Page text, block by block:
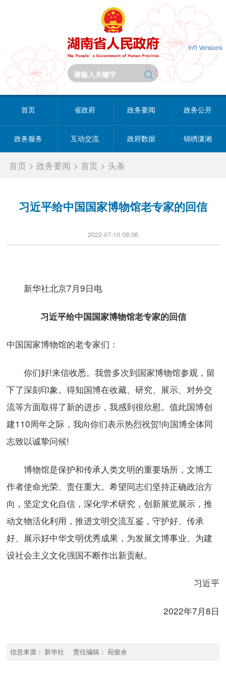
Int'l Versions
首页 省政府 政务要闻 政务公开
政务服务 互动交流 政府数据 锦绣潇湘
首页 >政务要闻 >首页 > 头条
习近平给中国国家博物馆老专家的回信
2022-07-10 08:06
新华社北京7月9日电
习近平给中国国家博物馆老专家的回信
中国国家博物馆的老专家们：
你们好!来信收悉。我曾多次到国家博物馆参观，留
下了深刻印象。得知国博在收藏、研究、展示、对外交
流等方面取得了新的进步，我感到很欣慰。值此国博创
建110周年之际，我向你们表示热烈祝贺!向国博全体同
志致以诚挚问候!
博物馆是保护和传承人类文明的重要场所，文博工
作者使命光荣、责任重大。希望同志们坚持正确政治方
向，坚定文化自信，深化学术研究，创新展览展示，推
动文物活化利用，推进文明交流互鉴，守护好、传承
好、展示好中华文明优秀成果，为发展文博事业、为建
设社会主义文化强国不断作出新贡献。
习近平
2022年7月8日
信息来源： 新华社 责任编辑： 宛俊余